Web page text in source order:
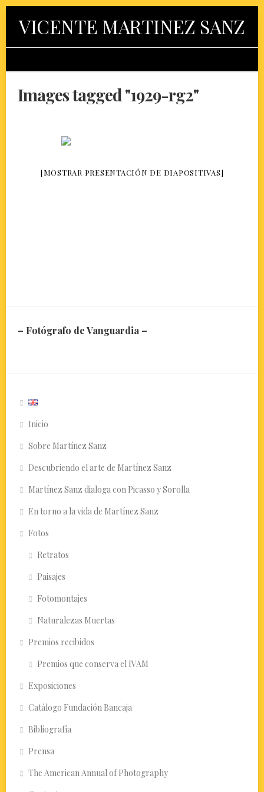
contentVICENTE MARTINEZ SANZ
Images tagged "1929-rg2"
[MOSTRAR PRESENTACIÓN DE DIAPOSITIVAS]
– Fotógrafo de Vanguardia –
Inicio
Sobre Martínez Sanz
Descubriendo el arte de Martínez Sanz
Martínez Sanz dialoga con Picasso y Sorolla
En torno a la vida de Martínez Sanz
Fotos
Retratos
Paisajes
Fotomontajes
Naturalezas Muertas
Premios recibidos
Premios que conserva el IVAM
Exposiciones
Catálogo Fundación Bancaja
Bibliografía
Prensa
The American Annual of Photography